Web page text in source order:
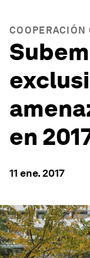
COOPERACIÓN
en
11 ene. 2017